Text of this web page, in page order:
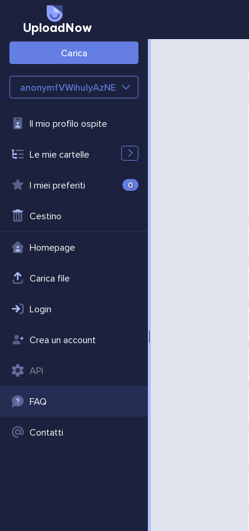
UploadNow
Carica
anonymfVWihulyAzNE
Il mio profilo ospite
Le mie cartelle
I miei preferiti 0
Cestino
Homepage
Carica file
Login
Crea un account
API
FAQ
Contatti